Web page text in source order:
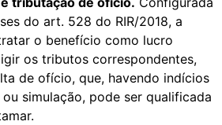
do art. 528 do RIR/2018, a
o benefício como lucro
os tributos correspondentes,
de ofício, que, havendo indícios
simulação, pode ser qualificada